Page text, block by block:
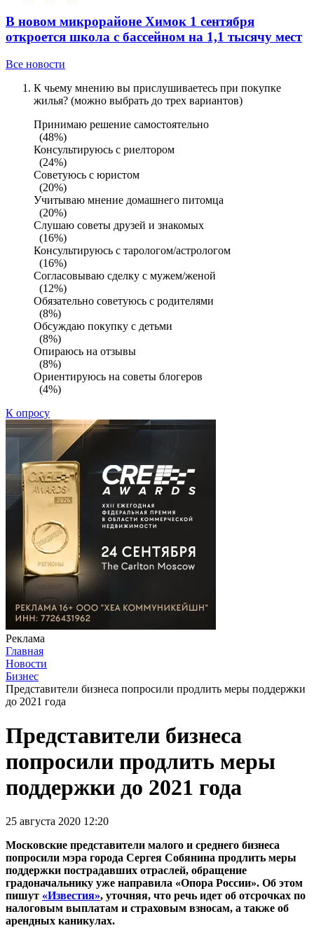
В новом микрорайоне Химок 1 сентября
откроется школа с бассейном на 1,1 тысячу мест
Все новости
К чьему мнению вы прислушиваетесь при покупке
жилья? (можно выбрать до трех вариантов)
Принимаю решение самостоятельно
(48%)
Консультируюсь с риелтором
(24%)
Советуюсь с юристом
(20%)
Учитываю мнение домашнего питомца
(20%)
Слушаю советы друзей и знакомых
(16%)
Консультируюсь с тарологом/астрологом
(16%)
Согласовываю сделку с мужем/женой
(12%)
Обязательно советуюсь с родителями
(8%)
Обсуждаю покупку с детьми
(8%)
Опираюсь на отзывы
(8%)
Ориентируюсь на советы блогеров
(4%)
К опросу
Реклама
Главная
Новости
Бизнес
Представители бизнеса попросили продлить меры поддержки
до 2021 года
Представители бизнеса
попросили продлить меры
поддержки до 2021 года
25 августа 2020 12:20
Московские представители малого и среднего бизнеса
попросили мэра города Сергея Собянина продлить меры
поддержки пострадавших отраслей, обращение
градоначальнику уже направила «Опора России». Об этом
пишут «Известия», уточняя, что речь идет об отсрочках по
налоговым выплатам и страховым взносам, а также об
арендных каникулах.